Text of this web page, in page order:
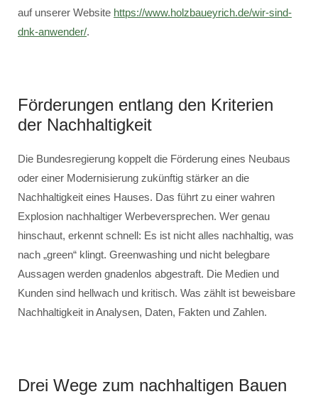
auf unserer Website https://www.holzbaueyrich.de/wir-sind-
dnk-anwender/.
Förderungen entlang den Kriterien
der Nachhaltigkeit
Die Bundesregierung koppelt die Förderung eines Neubaus
oder einer Modernisierung zukünftig stärker an die
Nachhaltigkeit eines Hauses. Das führt zu einer wahren
Explosion nachhaltiger Werbeversprechen. Wer genau
hinschaut, erkennt schnell: Es ist nicht alles nachhaltig, was
nach „green“ klingt. Greenwashing und nicht belegbare
Aussagen werden gnadenlos abgestraft. Die Medien und
Kunden sind hellwach und kritisch. Was zählt ist beweisbare
Nachhaltigkeit in Analysen, Daten, Fakten und Zahlen.
Drei Wege zum nachhaltigen Bauen